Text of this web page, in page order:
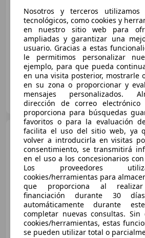
€
Precio
12/2021 67.000 km Gasolina
EGOCARS
ES-46713 BELLREGUARD
Coupé
€
Buen
09/2021 43.000 km
Electro/
340 kW (462 CV)
Nosotros y terceros utilizamos
tecnológicos, como cookies y
en nuestro sitio web para
ampliadas y garantizar una
usuario. Gracias a estas
le permitimos personalizar
ejemplo, para que pueda
en una visita posterior, mostrarle
en su zona o proporcionar y
mensajes personalizados.
dirección de correo
proporciona para búsquedas
favoritos o para la evaluación
facilita el uso del sitio web, ya
volver a introducirla en visitas
consentimiento, se transmitirá
en el uso a los concesionarios
Los proveedores
cookies/herramientas para
que proporciona al
financiación durante 30
automáticamente durante
completar nuevas consultas.
cookies/herramientas, estas
se pueden utilizar total o